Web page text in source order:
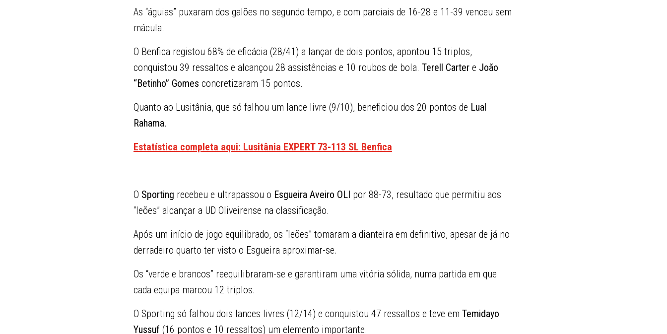
As “águias” puxaram dos galões no segundo tempo, e com parciais de 16-28 e 11-39 venceu sem
mácula.
O Benfica registou 68% de eficácia (28/41) a lançar de dois pontos, apontou 15 triplos,
conquistou 39 ressaltos e alcançou 28 assistências e 10 roubos de bola. Terell Carter e João
“Betinho” Gomes concretizaram 15 pontos.
Quanto ao Lusitânia, que só falhou um lance livre (9/10), beneficiou dos 20 pontos de Lual
Rahama.
Estatística completa aqui: Lusitânia EXPERT 73-113 SL Benfica
O Sporting recebeu e ultrapassou o Esgueira Aveiro OLI por 88-73, resultado que permitiu aos
“leões” alcançar a UD Oliveirense na classificação.
Após um início de jogo equilibrado, os “leões” tomaram a dianteira em definitivo, apesar de já no
derradeiro quarto ter visto o Esgueira aproximar-se.
Os “verde e brancos” reequilibraram-se e garantiram uma vitória sólida, numa partida em que
cada equipa marcou 12 triplos.
O Sporting só falhou dois lances livres (12/14) e conquistou 47 ressaltos e teve em Temidayo
Yussuf (16 pontos e 10 ressaltos) um elemento importante.